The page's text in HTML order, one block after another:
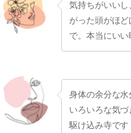
気持ちがいい
がった頭がほ
で。本当にいい
身体の余分な水
いろいろな気
駆け込み寺です